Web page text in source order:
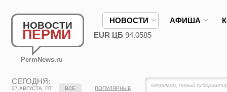
НОВОСТИ
ПЕРМИ
PermNews.ru
НОВОСТИ АФИША
EUR ЦБ 94.0585
СЕГОДНЯ:
07 АВГУСТА, ПТ ВСЕ ПОПУЛЯРНЫЕ